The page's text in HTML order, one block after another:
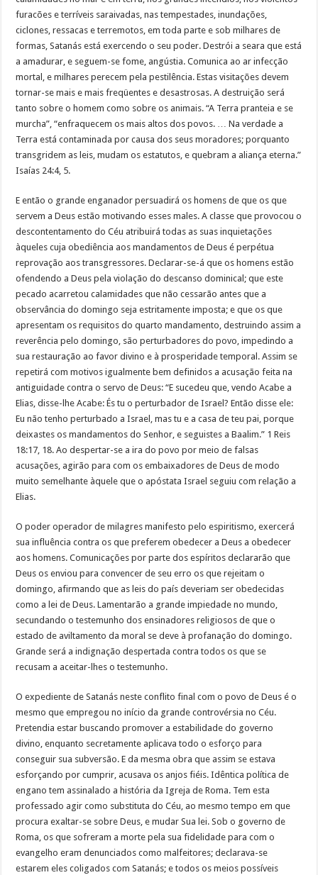
furacões e terríveis saraivadas, nas tempestades, inundações,
ciclones, ressacas e terremotos, em toda parte e sob milhares de
formas, Satanás está exercendo o seu poder. Destrói a seara que está
a amadurar, e seguem-se fome, angústia. Comunica ao ar infecção
mortal, e milhares perecem pela pestilência. Estas visitações devem
tornar-se mais e mais freqüentes e desastrosas. A destruição será
tanto sobre o homem como sobre os animais. “A Terra pranteia e se
murcha”, “enfraquecem os mais altos dos povos. … Na verdade a
Terra está contaminada por causa dos seus moradores; porquanto
transgridem as leis, mudam os estatutos, e quebram a aliança eterna.”
Isaías 24:4, 5.
E então o grande enganador persuadirá os homens de que os que
servem a Deus estão motivando esses males. A classe que provocou o
descontentamento do Céu atribuirá todas as suas inquietações
àqueles cuja obediência aos mandamentos de Deus é perpétua
reprovação aos transgressores. Declarar-se-á que os homens estão
ofendendo a Deus pela violação do descanso dominical; que este
pecado acarretou calamidades que não cessarão antes que a
observância do domingo seja estritamente imposta; e que os que
apresentam os requisitos do quarto mandamento, destruindo assim a
reverência pelo domingo, são perturbadores do povo, impedindo a
sua restauração ao favor divino e à prosperidade temporal. Assim se
repetirá com motivos igualmente bem definidos a acusação feita na
antiguidade contra o servo de Deus: “E sucedeu que, vendo Acabe a
Elias, disse-lhe Acabe: És tu o perturbador de Israel? Então disse ele:
Eu não tenho perturbado a Israel, mas tu e a casa de teu pai, porque
deixastes os mandamentos do Senhor, e seguistes a Baalim.” 1 Reis
18:17, 18. Ao despertar-se a ira do povo por meio de falsas
acusações, agirão para com os embaixadores de Deus de modo
muito semelhante àquele que o apóstata Israel seguiu com relação a
Elias.
O poder operador de milagres manifesto pelo espiritismo, exercerá
sua influência contra os que preferem obedecer a Deus a obedecer
aos homens. Comunicações por parte dos espíritos declararão que
Deus os enviou para convencer de seu erro os que rejeitam o
domingo, afirmando que as leis do país deveriam ser obedecidas
como a lei de Deus. Lamentarão a grande impiedade no mundo,
secundando o testemunho dos ensinadores religiosos de que o
estado de aviltamento da moral se deve à profanação do domingo.
Grande será a indignação despertada contra todos os que se
recusam a aceitar-lhes o testemunho.
O expediente de Satanás neste conflito final com o povo de Deus é o
mesmo que empregou no início da grande controvérsia no Céu.
Pretendia estar buscando promover a estabilidade do governo
divino, enquanto secretamente aplicava todo o esforço para
conseguir sua subversão. E da mesma obra que assim se estava
esforçando por cumprir, acusava os anjos fiéis. Idêntica política de
engano tem assinalado a história da Igreja de Roma. Tem esta
professado agir como substituta do Céu, ao mesmo tempo em que
procura exaltar-se sobre Deus, e mudar Sua lei. Sob o governo de
Roma, os que sofreram a morte pela sua fidelidade para com o
evangelho eram denunciados como malfeitores; declarava-se
estarem eles coligados com Satanás; e todos os meios possíveis